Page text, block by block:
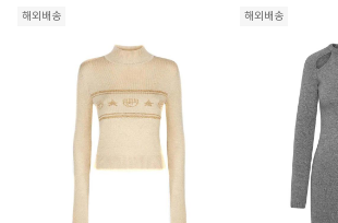
해외배송 해외배송